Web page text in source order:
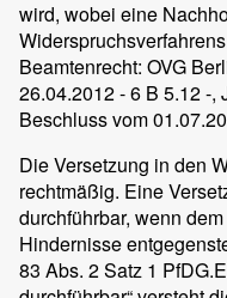
wird, wobei eine
Beamtenrecht: OVG
26.04.2012 - 6 B 5.12 -,
Beschluss vom
Die Versetzung in den
rechtmäßig. Eine
durchführbar, wenn
Hindernisse
83 Abs. 2 Satz 1